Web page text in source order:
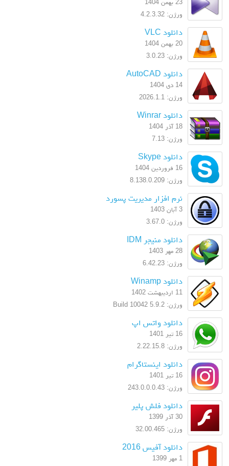
23 بهمن 1404
ورژن: 4.2.3.32
دانلود VLC
20 بهمن 1404
ورژن: 3.0.23
دانلود AutoCAD
14 دی 1404
ورژن: 2026.1.1
دانلود Winrar
18 آذر 1404
ورژن: 7.13
دانلود Skype
16 فروردین 1404
ورژن: 8.138.0.209
نرم افزار مدیریت پسورد
3 آبان 1403
ورژن: 3.67.0
دانلود منیجر IDM
28 مهر 1403
ورژن: 6.42.23
دانلود Winamp
11 اردیبهشت 1402
ورژن: 5.9.2 Build 10042
دانلود واتس اپ
16 تیر 1401
ورژن: 2.22.15.8
دانلود اینستاگرام
16 تیر 1401
ورژن: 243.0.0.0.43
دانلود فلش پلیر
30 آذر 1399
ورژن: 32.00.465
دانلود آفیس 2016
1 مهر 1399